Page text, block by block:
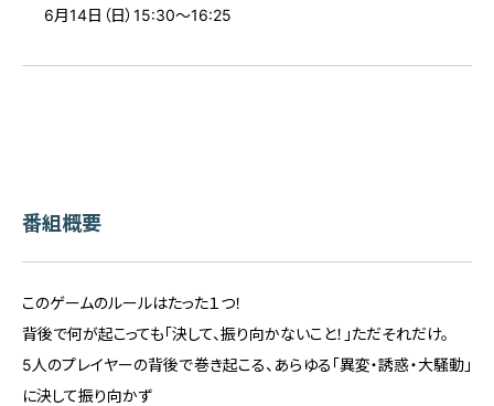
6月14日（日）15:30～16:25
番組概要
このゲームのルールはたった１つ！
背後で何が起こっても「決して、振り向かないこと！」ただそれだけ。
5人のプレイヤーの背後で巻き起こる、あらゆる「異変・誘惑・大騒動」
に決して振り向かず